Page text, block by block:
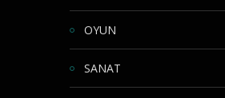
OYUN
SANAT